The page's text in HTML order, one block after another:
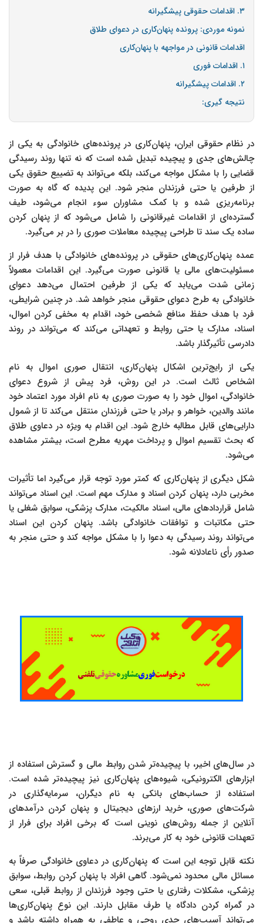
۳. اقدامات حقوقی پیشگیرانه
نمونه موردی: پرونده پنهان‌کاری در دعوای طلاق
اقدامات قانونی در مواجهه با پنهان‌کاری
۱. اقدامات فوری
۲. اقدامات پیشگیرانه
نتیجه گیری:
در نظام حقوقی ایران، پنهان‌کاری در پرونده‌های خانوادگی به یکی از
چالش‌های جدی و پیچیده تبدیل شده است که نه تنها روند رسیدگی
قضایی را با مشکل مواجه می‌کند، بلکه می‌تواند به تضییع حقوق یکی
از طرفین یا حتی فرزندان منجر شود. این پدیده که گاه به صورت
برنامه‌ریزی شده و با کمک مشاوران سوء انجام می‌شود، طیف
گسترده‌ای از اقدامات غیرقانونی را شامل می‌شود که از پنهان کردن
ساده یک سند تا طراحی پیچیده معاملات صوری را در بر می‌گیرد.
عمده پنهان‌کاری‌های حقوقی در پرونده‌های خانوادگی با هدف فرار از
مسئولیت‌های مالی یا قانونی صورت می‌گیرد. این اقدامات معمولاً
زمانی شدت می‌یابد که یکی از طرفین احتمال می‌دهد دعوای
خانوادگی به طرح دعوای حقوقی منجر خواهد شد. در چنین شرایطی،
فرد با هدف حفظ منافع شخصی خود، اقدام به مخفی کردن اموال،
اسناد، مدارک یا حتی روابط و تعهداتی می‌کند که می‌تواند در روند
دادرسی تأثیرگذار باشد.
یکی از رایج‌ترین اشکال پنهان‌کاری، انتقال صوری اموال به نام
اشخاص ثالث است. در این روش، فرد پیش از شروع دعوای
خانوادگی، اموال خود را به صورت صوری به نام افراد مورد اعتماد خود
مانند والدین، خواهر و برادر یا حتی فرزندان منتقل می‌کند تا از شمول
دارایی‌های قابل مطالبه خارج شود. این اقدام به ویژه در دعاوی طلاق
که بحث تقسیم اموال و پرداخت مهریه مطرح است، بیشتر مشاهده
می‌شود.
شکل دیگری از پنهان‌کاری که کمتر مورد توجه قرار می‌گیرد اما تأثیرات
مخربی دارد، پنهان کردن اسناد و مدارک مهم است. این اسناد می‌تواند
شامل قراردادهای مالی، اسناد مالکیت، مدارک پزشکی، سوابق شغلی یا
حتی مکاتبات و توافقات خانوادگی باشد. پنهان کردن این اسناد
می‌تواند روند رسیدگی به دعوا را با مشکل مواجه کند و حتی منجر به
صدور رأی ناعادلانه شود.
در سال‌های اخیر، با پیچیده‌تر شدن روابط مالی و گسترش استفاده از
ابزارهای الکترونیکی، شیوه‌های پنهان‌کاری نیز پیچیده‌تر شده است.
استفاده از حساب‌های بانکی به نام دیگران، سرمایه‌گذاری در
شرکت‌های صوری، خرید ارزهای دیجیتال و پنهان کردن درآمدهای
آنلاین از جمله روش‌های نوینی است که برخی افراد برای فرار از
تعهدات قانونی خود به کار می‌برند.
نکته قابل توجه این است که پنهان‌کاری در دعاوی خانوادگی صرفاً به
مسائل مالی محدود نمی‌شود. گاهی افراد با پنهان کردن روابط، سوابق
پزشکی، مشکلات رفتاری یا حتی وجود فرزندان از روابط قبلی، سعی
در گمراه کردن دادگاه یا طرف مقابل دارند. این نوع پنهان‌کاری‌ها
می‌تواند آسیب‌های جدی روحی و عاطفی به همراه داشته باشد و